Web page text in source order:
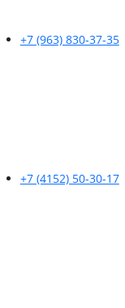
+7 (963) 830-37-35
+7 (4152) 50-30-17